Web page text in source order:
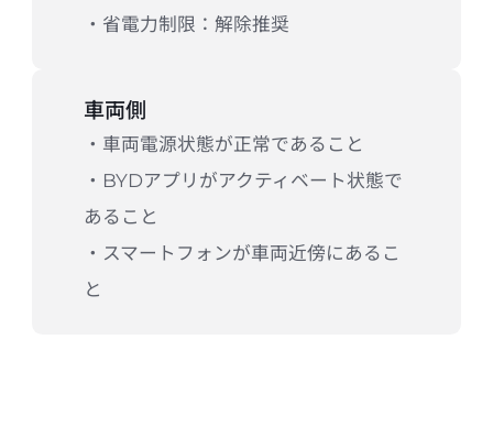
・省電力制限：解除推奨
車両側
・車両電源状態が正常であること
・BYDアプリがアクティベート状態で
あること
・スマートフォンが車両近傍にあるこ
と